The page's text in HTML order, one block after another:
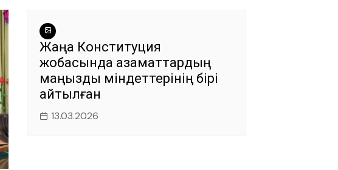
Жаңа Конституция
жобасында азаматтардың
маңызды міндеттерінің бірі
айтылған
13.03.2026